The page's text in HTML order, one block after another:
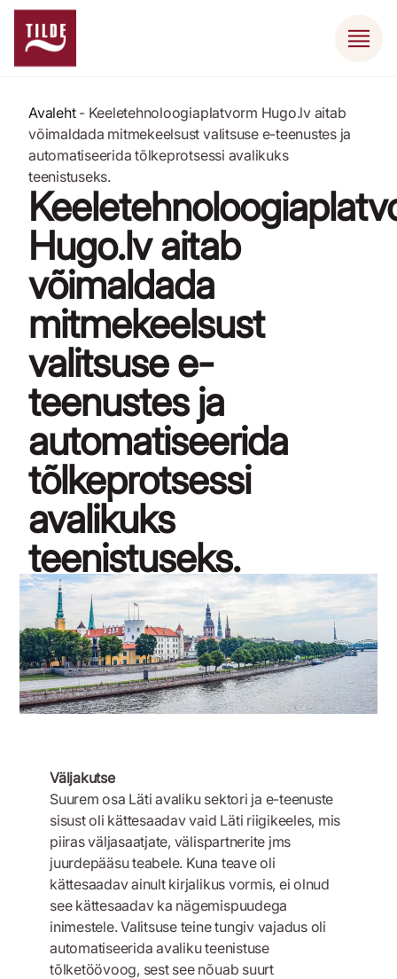
Avaleht- Keeletehnoloogiaplatvorm Hugo.lv aitab
võimaldada mitmekeelsust valitsuse e-teenustes ja
automatiseerida tõlkeprotsessi avalikuks
teenistuseks.
Hugo.lv aitab
võimaldada
mitmekeelsust
valitsuse e-
teenustes ja
automatiseerida
tõlkeprotsessi
avalikuks
teenistuseks.
11. juuni 2021
Väljakutse
Suurem osa Läti avaliku sektori ja e-teenuste
sisust oli kättesaadav vaid Läti riigikeeles, mis
piiras väljasaatjate, välispartnerite jms
juurdepääsu teabele. Kuna teave oli
kättesaadav ainult kirjalikus vormis, ei olnud
see kättesaadav ka nägemispuudega
inimestele. Valitsuse teine tungiv vajadus oli
automatiseerida avaliku teenistuse
tõlketöövoog, sest see nõuab suurt